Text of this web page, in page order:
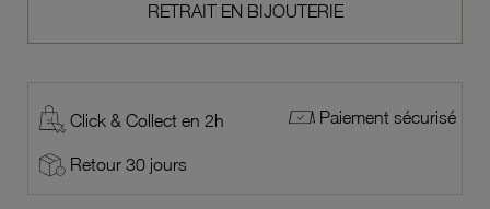
RETRAIT EN BIJOUTERIE
Click & Collect en 2h Paiement sécurisé
Retour 30 jours